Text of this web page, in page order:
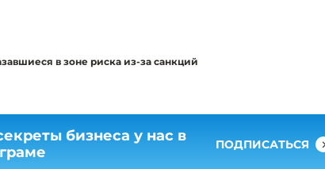
в зоне риска из-за санкций
бизнеса у нас в
ПОДПИСАТЬСЯ